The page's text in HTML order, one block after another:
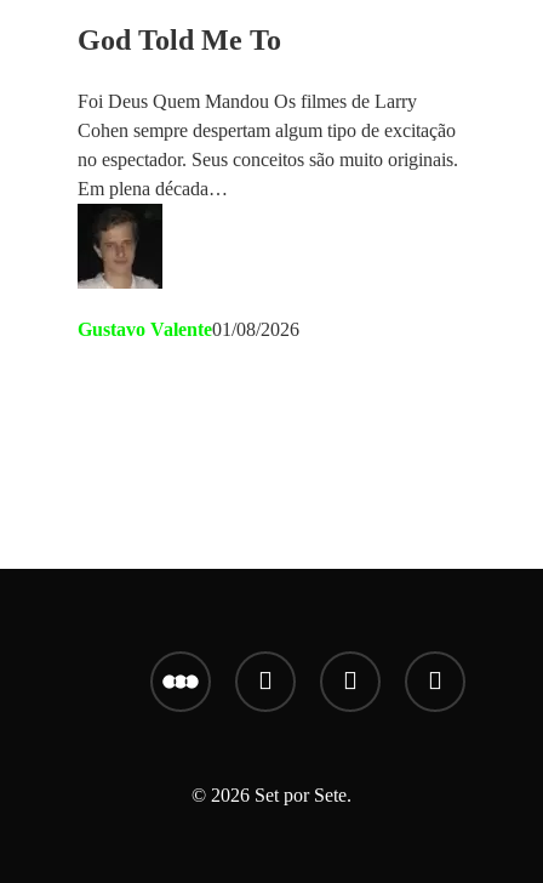
God Told Me To
Foi Deus Quem Mandou Os filmes de Larry
Cohen sempre despertam algum tipo de excitação
no espectador. Seus conceitos são muito originais.
Em plena década…
Gustavo Valente01/08/2026
letterboxd youtube instagram email
© 2026 Set por Sete.